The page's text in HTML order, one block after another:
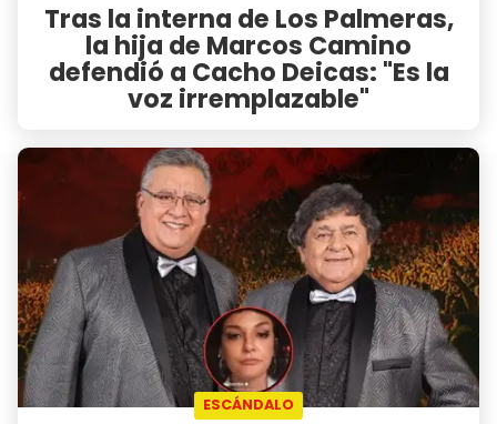
Tras la interna de Los Palmeras,
la hija de Marcos Camino
defendió a Cacho Deicas: "Es la
voz irremplazable"
ESCÁNDALO